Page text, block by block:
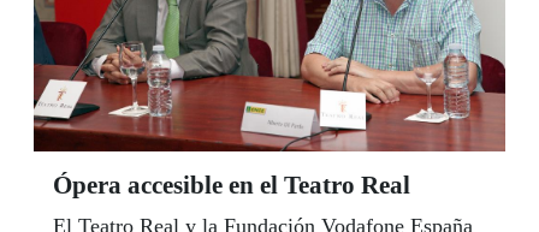
Ópera accesible en el Teatro Real
El Teatro Real y la Fundación Vodafone España